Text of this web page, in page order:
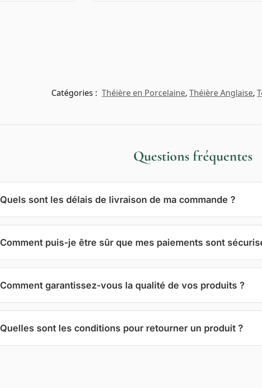
Catégories : Théière en Porcelaine, Théière Anglaise,
Questions fréquentes
Quels sont les délais de livraison de ma commande ?
Comment puis-je être sûr que mes paiements sont
Comment garantissez-vous la qualité de vos produits ?
Quelles sont les conditions pour retourner un produit ?